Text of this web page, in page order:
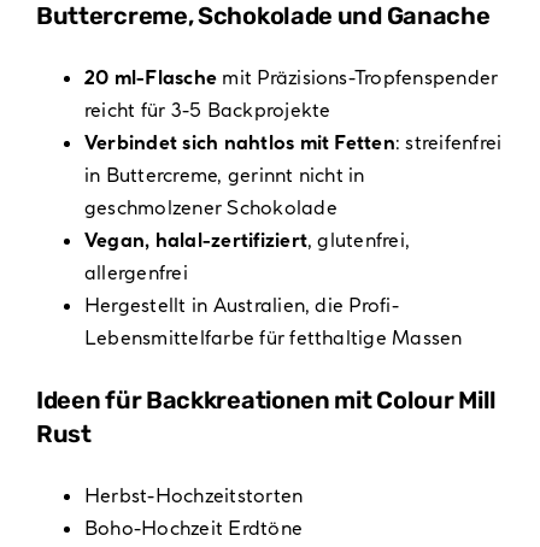
Buttercreme, Schokolade und Ganache
20 ml-Flasche mit Präzisions-Tropfenspender
reicht für 3-5 Backprojekte
Verbindet sich nahtlos mit Fetten: streifenfrei
in Buttercreme, gerinnt nicht in
geschmolzener Schokolade
Vegan, halal-zertifiziert, glutenfrei,
allergenfrei
Hergestellt in Australien, die Profi-
Lebensmittelfarbe für fetthaltige Massen
Ideen für Backkreationen mit Colour Mill
Rust
Herbst-Hochzeitstorten
Boho-Hochzeit Erdtöne